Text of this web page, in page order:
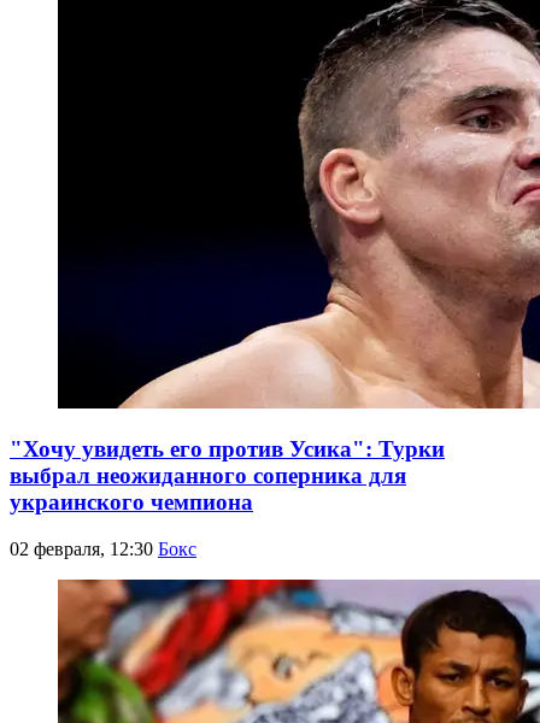
"Хочу увидеть его против Усика": Турки
выбрал неожиданного соперника для
украинского чемпиона
02 февраля, 12:30 Бокс